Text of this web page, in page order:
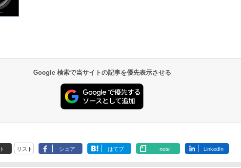
Google 検索で当サイトの記事を優先表示させる
リスト シェア はてブ note LinkedIn